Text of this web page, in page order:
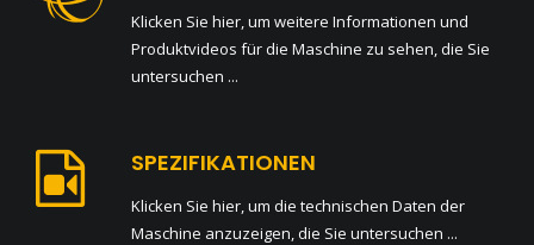
Klicken Sie hier, um weitere Informationen und
Produktvideos für die Maschine zu sehen, die Sie
untersuchen ...
SPEZIFIKATIONEN
Klicken Sie hier, um die technischen Daten der
Maschine anzuzeigen, die Sie untersuchen ...